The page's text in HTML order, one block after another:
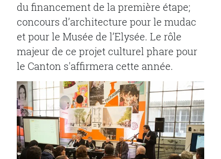
du financement de la première étape;
concours d’architecture pour le mudac
et pour le Musée de l’Elysée. Le rôle
majeur de ce projet culturel phare pour
le Canton s'affirmera cette année.